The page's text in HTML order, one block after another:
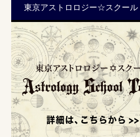
東京アストロロジー☆スクール